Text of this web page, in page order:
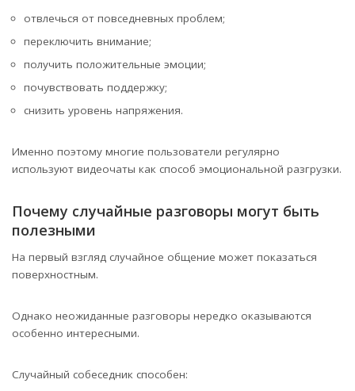
отвлечься от повседневных проблем;
переключить внимание;
получить положительные эмоции;
почувствовать поддержку;
снизить уровень напряжения.
Именно поэтому многие пользователи регулярно
используют видеочаты как способ эмоциональной разгрузки.
Почему случайные разговоры могут быть
полезными
На первый взгляд случайное общение может показаться
поверхностным.
Однако неожиданные разговоры нередко оказываются
особенно интересными.
Случайный собеседник способен: